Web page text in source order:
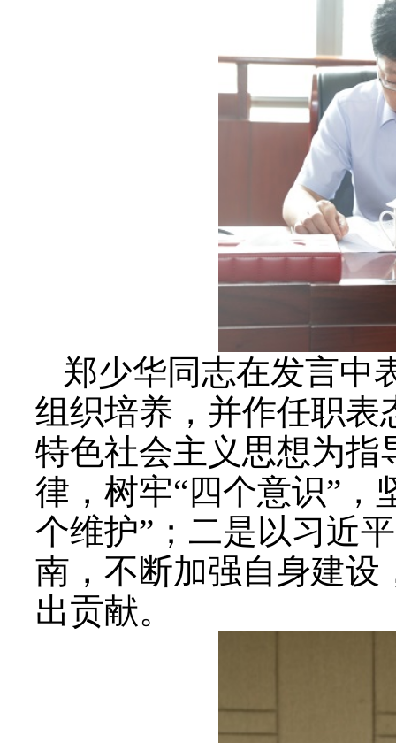
郑少华同志在发言中
组织培养，并作任职表
特色社会主义思想为指
律，树牢“四个意识”，
个维护”；二是以习近
南，不断加强自身建设
出贡献。